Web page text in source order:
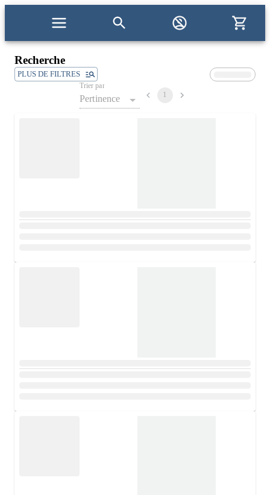
Recherche
PLUS DE FILTRES
Trier par
Pertinence 1